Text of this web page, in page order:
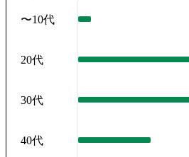
〜10代
20代
30代
40代